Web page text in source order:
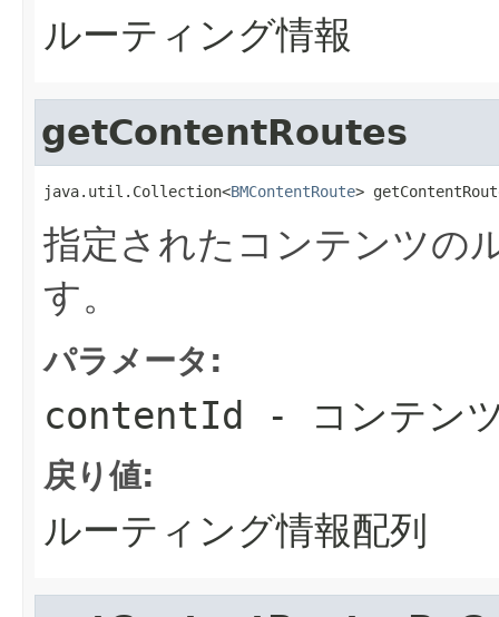
ルーティング情報
getContentRoutes
java.util.Collection<BMContentRoute>
指定されたコンテンツの
す。
パラメータ:
contentId - コンテン
戻り値:
ルーティング情報配列